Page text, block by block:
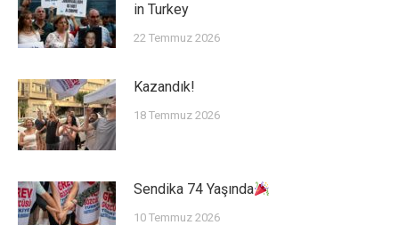
in Turkey
22 Temmuz 2026
Kazandık!
18 Temmuz 2026
Sendika 74 Yaşında
10 Temmuz 2026